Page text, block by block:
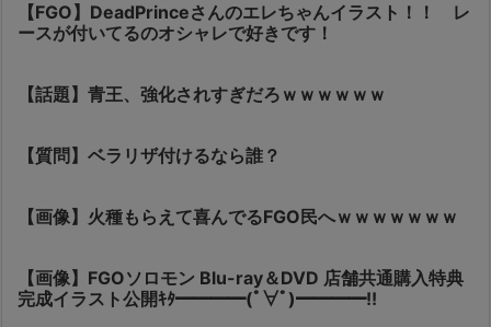
【FGO】DeadPrinceさんのエレちゃんイラスト！！ レ
ースが付いてるのオシャレで好きです！
【話題】青王、強化されすぎだろｗｗｗｗｗｗ
【質問】ベラリザ付けるなら誰？
【画像】火種もらえて喜んでるFGO民へｗｗｗｗｗｗｗ
【画像】FGOソロモン Blu-ray＆DVD 店舗共通購入特典
完成イラスト公開ｷﾀ━━━━(ﾟ∀ﾟ)━━━━!!